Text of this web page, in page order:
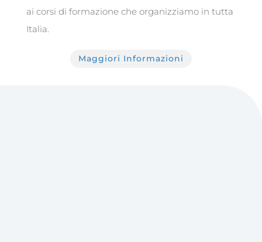
ai corsi di formazione che organizziamo in tutta
Italia.
Maggiori Informazioni